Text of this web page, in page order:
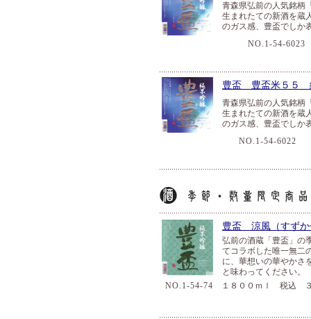
青森県弘前の人気銘柄
生まれたての新酒を蔵
のガス感、豊盃でしか
NO.1-54-6023
豊盃 豊盃米５５
青森県弘前の人気銘柄
生まれたての新酒を蔵
のガス感、豊盃でしか
NO.1-54-6022
豊盃 涼風（すず
弘前の酒蔵「豊盃」の
てコラボした唯一無二
に、華想いの華やかさ
と味わってください。
NO.1-54-74 １８００ｍｌ 税込 ３